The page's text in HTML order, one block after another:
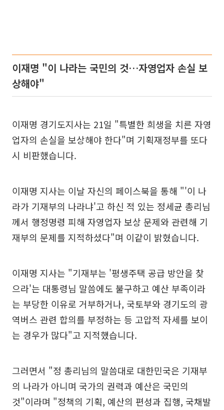
이재명 "이 나라는 국민의 것…자영업자 손실 보
상해야"
이재명 경기도지사는 21일 "특별한 희생을 치른 자영
업자의 손실을 보상해야 한다"며 기획재정부를 또다
시 비판했습니다.
이재명 지사는 이날 자신의 페이스북을 통해 "'이 나
라가 기재부의 나라냐'고 하신 적 있는 정세균 총리님
께서 행정명령 피해 자영업자 보상 문제와 관련해 기
재부의 문제를 지적하셨다"며 이같이 밝혔습니다.
이재명 지사는 "기재부는 '평생주택 공급 방안을 찾
으라'는 대통령님 말씀에도 불구하고 예산 부족이라
는 부당한 이유로 거부하거나, 국토부와 경기도의 광
역버스 관련 합의를 부정하는 등 고압적 자세를 보이
는 경우가 많다"고 지적했습니다.
그러면서 "정 총리님의 말씀대로 대한민국은 기재부
의 나라가 아니며 국가의 권력과 예산은 국민의
것"이라며 "정책의 기획, 예산의 편성과 집행, 국채발